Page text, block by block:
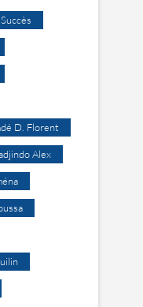
D. Florent
Alex